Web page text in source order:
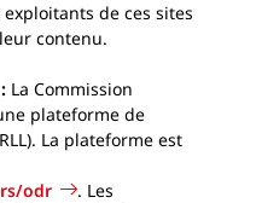
de ces sites
contenu.
La Commission
plateforme de
La plateforme est
odr
. Les